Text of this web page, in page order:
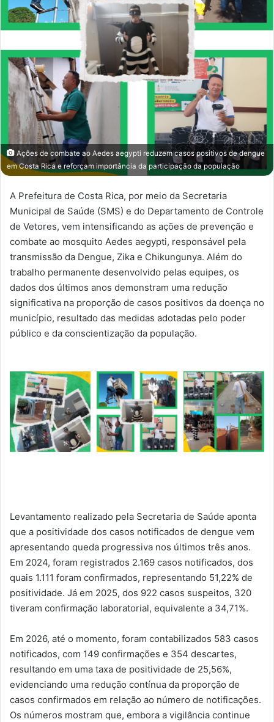
Ações de combate ao Aedes aegypti reduzem casos positivos de dengue
em Costa Rica e reforçam importância da participação da população
A Prefeitura de Costa Rica, por meio da Secretaria
Municipal de Saúde (SMS) e do Departamento de Controle
de Vetores, vem intensificando as ações de prevenção e
combate ao mosquito Aedes aegypti, responsável pela
transmissão da Dengue, Zika e Chikungunya. Além do
trabalho permanente desenvolvido pelas equipes, os
dados dos últimos anos demonstram uma redução
significativa na proporção de casos positivos da doença no
município, resultado das medidas adotadas pelo poder
público e da conscientização da população.
Levantamento realizado pela Secretaria de Saúde aponta
que a positividade dos casos notificados de dengue vem
apresentando queda progressiva nos últimos três anos.
Em 2024, foram registrados 2.169 casos notificados, dos
quais 1.111 foram confirmados, representando 51,22% de
positividade. Já em 2025, dos 922 casos suspeitos, 320
tiveram confirmação laboratorial, equivalente a 34,71%.
Em 2026, até o momento, foram contabilizados 583 casos
notificados, com 149 confirmações e 354 descartes,
resultando em uma taxa de positividade de 25,56%,
evidenciando uma redução contínua da proporção de
casos confirmados em relação ao número de notificações.
Os números mostram que, embora a vigilância continue